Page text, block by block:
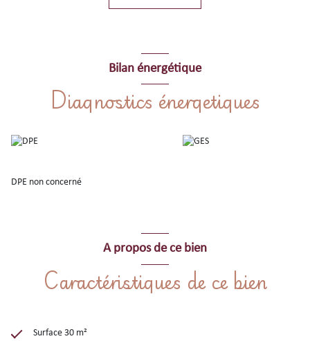
Maison chaleureuse et baignée de lumière, offrant un cadre de vie idéal
dans le village : secteur calme avec accès immédiat aux plages et aux
Derain, Matisse et tant d'autres !
Bilan énergétique
Diagnostics énergetiques
DPE non concerné
A propos de ce bien
Caractéristiques de ce bien
Surface 30 m²